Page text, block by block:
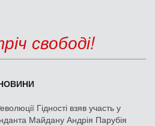
свободі!
Гідності взяв участь у
Майдану Андрія Парубія